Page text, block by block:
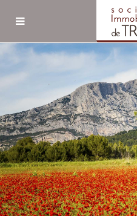
Recherche avancée
Blog Archives